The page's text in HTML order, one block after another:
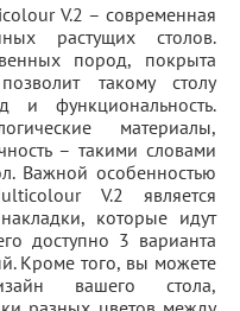
V.2 – современная
растущих столов.
пород, покрыта
такому столу
и функциональность.
материалы,
– такими словами
Важной особенностью
V.2 является
которые идут
доступно 3 варианта
Кроме того, вы можете
вашего стола,